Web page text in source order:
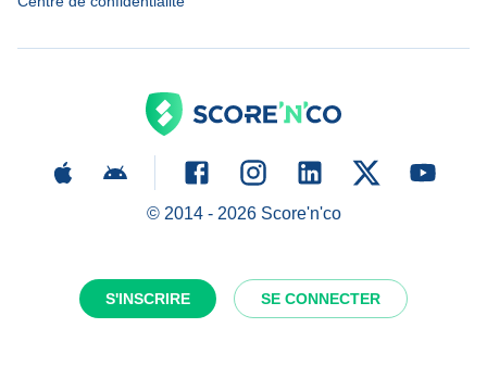
S'INSCRIRE SE CONNECTER
© 2014 - 2026Score'n'co